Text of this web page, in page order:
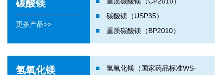
碳酸镁
更多产品>>
■ 碳酸镁（USP35）
■ 重质碳酸镁（BP2010）
氢氧化镁 ■ 氢氧化镁（国家药品标准WS-